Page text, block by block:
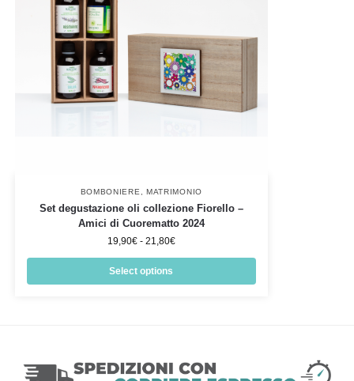
BOMBONIERE, MATRIMONIO
Set degustazione oli collezione Fiorello –
Amici di Cuorematto 2024
19,90€ - 21,80€
Select options